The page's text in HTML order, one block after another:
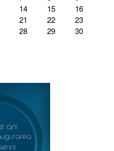
14 15
16
21 22
23
28 29
30